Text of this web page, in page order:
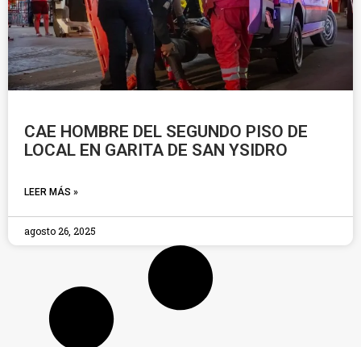
CAE HOMBRE DEL SEGUNDO PISO DE
LOCAL EN GARITA DE SAN YSIDRO
LEER MÁS »
agosto 26, 2025